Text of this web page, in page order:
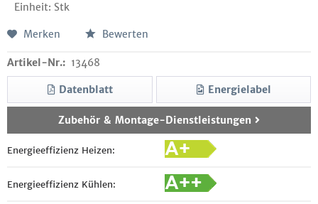
Einheit: Stk
Merken Bewerten
Artikel-Nr.: 13468
Datenblatt Energielabel
Zubehör & Montage-Dienstleistungen
Energieeffizienz Heizen:
Energieeffizienz Kühlen: